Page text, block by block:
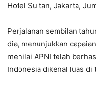
Hotel Sultan, Jakarta,
Perjalanan sembilan
dia, menunjukkan
menilai APNI telah
Indonesia dikenal luas di